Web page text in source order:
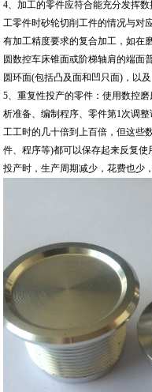
4、加工的零件应符合能充分发挥
工零件时砂轮切削工件的情况与对
有加工精度要求的复合加工，如在
圆数控车床锥面或阶梯轴肩的端面
圆环面(包括凸及面和凹只面)，以
5、重复性投产的零件：使用数控
析准备、编制程序、零件第1次调
工工时的几十倍到上百倍，但这些
件、程序等)都可以保存起来反复
投产时，生产周期减少，花费也少